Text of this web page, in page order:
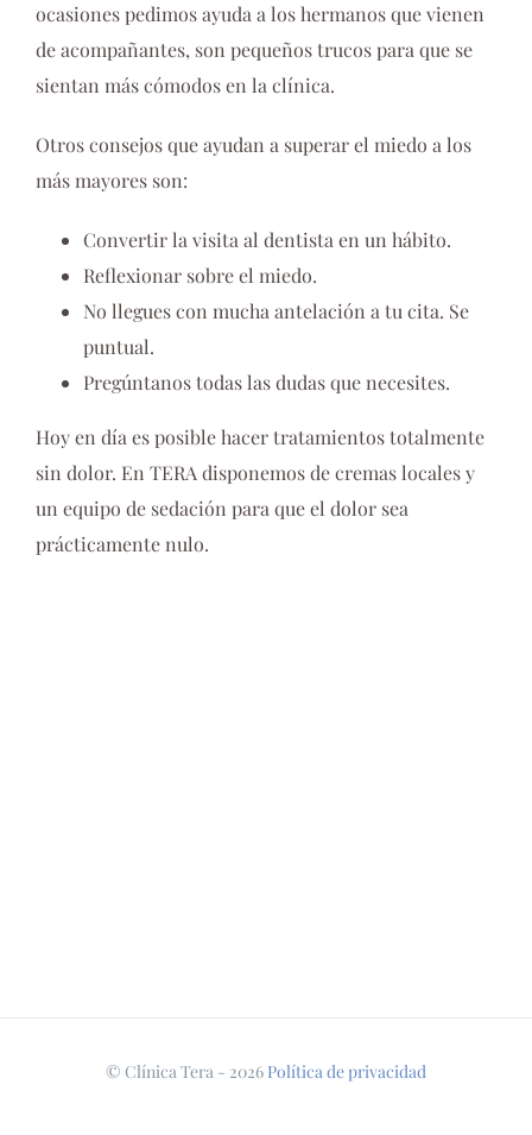
ocasiones pedimos ayuda a los hermanos que vienen
de acompañantes, son pequeños trucos para que se
sientan más cómodos en la clínica.
Otros consejos que ayudan a superar el miedo a los
más mayores son:
Convertir la visita al dentista en un hábito.
Reflexionar sobre el miedo.
No llegues con mucha antelación a tu cita. Se
puntual.
Pregúntanos todas las dudas que necesites.
Hoy en día es posible hacer tratamientos totalmente
sin dolor. En TERA disponemos de cremas locales y
un equipo de sedación para que el dolor sea
prácticamente nulo.
© Clínica Tera - 2026 Política de privacidad